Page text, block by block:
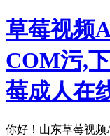
草莓视频
COM污,
莓成人在
你好！山东草莓